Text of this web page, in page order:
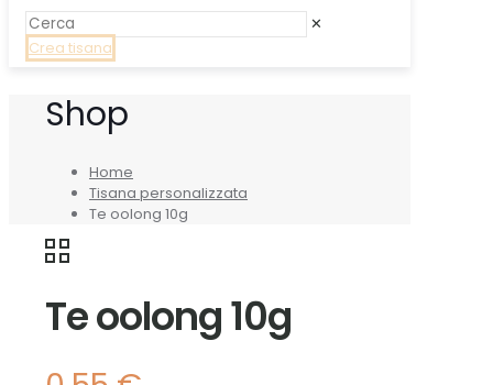
✕
Crea tisana
Shop
Home
Tisana personalizzata
Te oolong 10g
Te oolong 10g